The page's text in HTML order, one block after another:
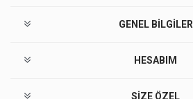
GENEL BILGILER
HESABIM
SIZE ÖZEL